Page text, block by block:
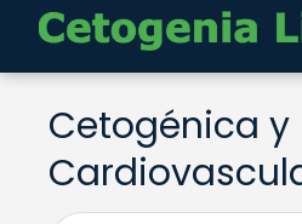
Cetogénica y